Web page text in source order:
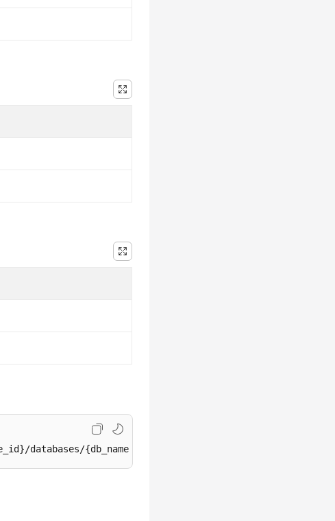
databases/{db_name}/migration/available-data-